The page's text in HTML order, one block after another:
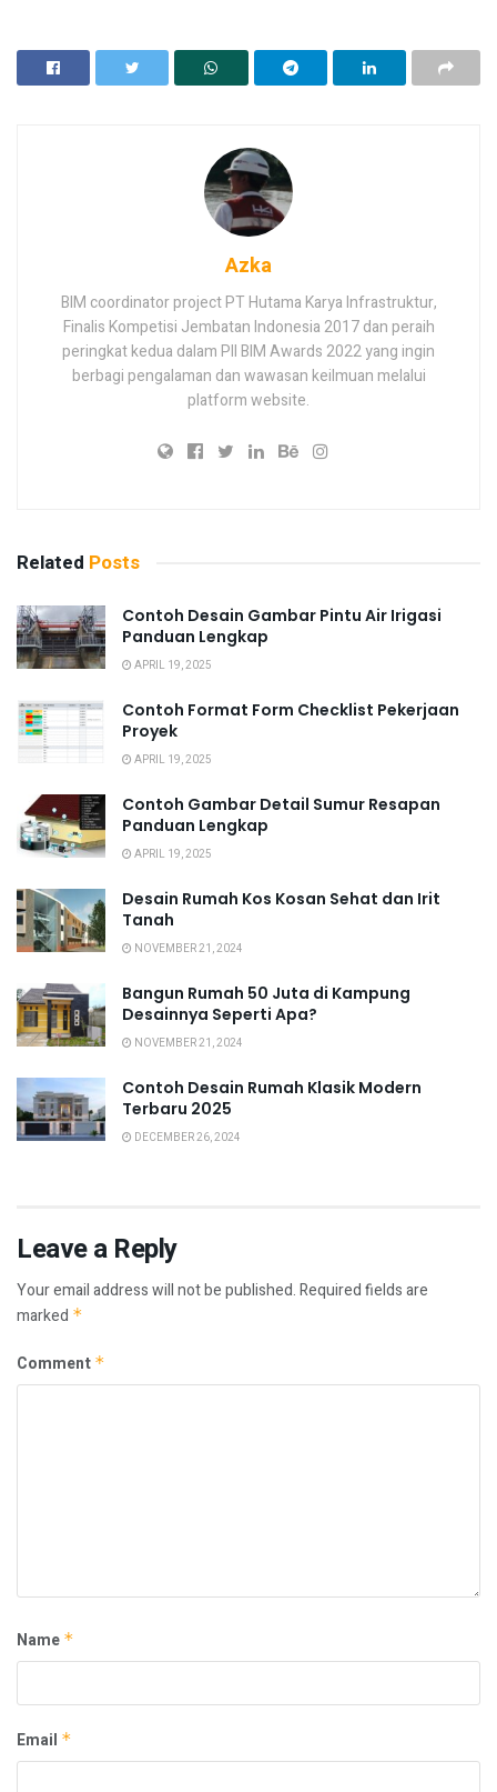
Azka
BIM coordinator project PT Hutama Karya Infrastruktur,
Finalis Kompetisi Jembatan Indonesia 2017 dan peraih
peringkat kedua dalam PII BIM Awards 2022 yang ingin
berbagi pengalaman dan wawasan keilmuan melalui
platform website.
Related Posts
Contoh Desain Gambar Pintu Air Irigasi
Panduan Lengkap
APRIL 19, 2025
Contoh Format Form Checklist Pekerjaan
Proyek
APRIL 19, 2025
Contoh Gambar Detail Sumur Resapan
Panduan Lengkap
APRIL 19, 2025
Desain Rumah Kos Kosan Sehat dan Irit
Tanah
NOVEMBER 21, 2024
Bangun Rumah 50 Juta di Kampung
Desainnya Seperti Apa?
NOVEMBER 21, 2024
Contoh Desain Rumah Klasik Modern
Terbaru 2025
DECEMBER 26, 2024
Leave a Reply
Your email address will not be published.Required fields are
marked *
Comment *
Name *
Email *